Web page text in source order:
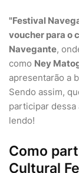
"Festival
voucher para o
Navegante,
como Ney
apresentarão a
Sendo assim,
participar
lendo!
Como
Cultural